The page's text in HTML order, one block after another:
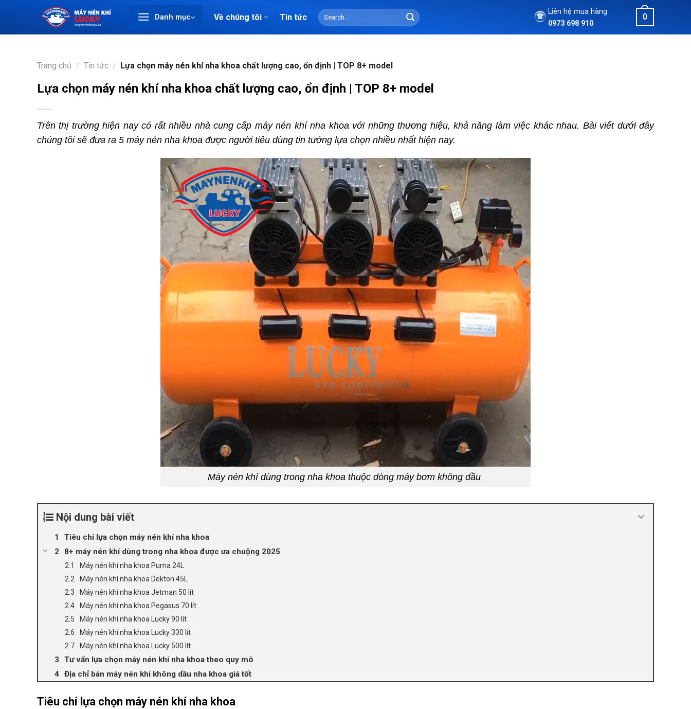
Danh mục Về chúng tôi Tin tức
Search
for:
Liên hệ mua hàng
0973 698 910
0
Trang chủ / Tin tức / Lựa chọn máy nén khí nha khoa chất lượng cao, ổn định | TOP 8+ model
Lựa chọn máy nén khí nha khoa chất lượng cao, ổn định | TOP 8+ model
Trên thị trường hiện nay có rất nhiều nhà cung cấp máy nén khí nha khoa với những thương hiệu, khả năng làm việc khác nhau. Bài viết dưới đây
chúng tôi sẽ đưa ra 5 máy nén nha khoa được người tiêu dùng tin tưởng lựa chọn nhiều nhất hiện nay.
Máy nén khí dùng trong nha khoa thuộc dòng máy bơm không dầu
Nội dung bài viết
Tiêu chí lựa chọn máy nén khí nha khoa
8+ máy nén khí dùng trong nha khoa được ưa chuộng 2025
Máy nén khí nha khoa Puma 24L
Máy nén khí nha khoa Dekton 45L
Máy nén khí nha khoa Jetman 50 lít
Máy nén khí nha khoa Pegasus 70 lít
Máy nén khí nha khoa Lucky 90 lít
Máy nén khí nha khoa Lucky 330 lít
Máy nén khí nha khoa Lucky 500 lít
Tư vấn lựa chọn máy nén khí nha khoa theo quy mô
Địa chỉ bán máy nén khí không dầu nha khoa giá tốt
Tiêu chí lựa chọn máy nén khí nha khoa